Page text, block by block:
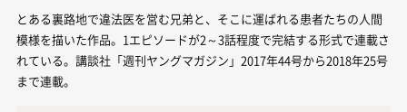
とある裏路地で違法医を営む兄弟と、そこに運ばれる患者たちの人間
模様を描いた作品。1エピソードが2～3話程度で完結する形式で連載さ
れている。講談社「週刊ヤングマガジン」2017年44号から2018年25号
まで連載。